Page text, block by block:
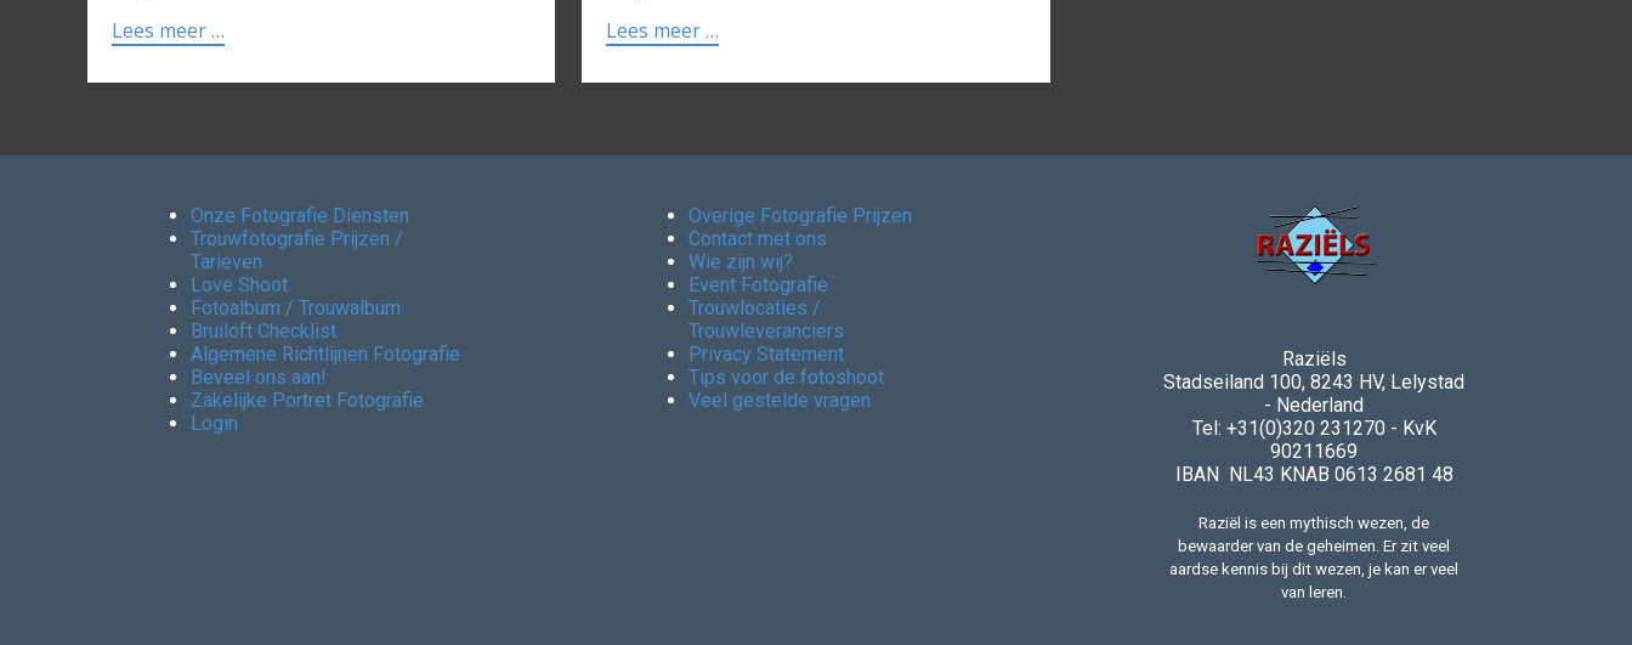
Lees meer … Lees meer …
Onze Fotografie Diensten
Trouwfotografie Prijzen /
Tarieven
Love Shoot
Fotoalbum / Trouwalbum
Bruiloft Checklist
Algemene Richtlijnen Fotografie
Beveel ons aan!
Zakelijke Portret Fotografie
Login
Overige Fotografie Prijzen
Contact met ons
Wie zijn wij?
Event Fotografie
Trouwlocaties /
Trouwleveranciers
Privacy Statement
Tips voor de fotoshoot
Veel gestelde vragen
Raziëls
Stadseiland 100, 8243 HV, Lelystad
- Nederland
Tel: +31(0)320 231270 - KvK
90211669
IBAN NL43 KNAB 0613 2681 48
Raziël is een mythisch wezen, de
bewaarder van de geheimen. Er zit veel
aardse kennis bij dit wezen, je kan er veel
van leren.